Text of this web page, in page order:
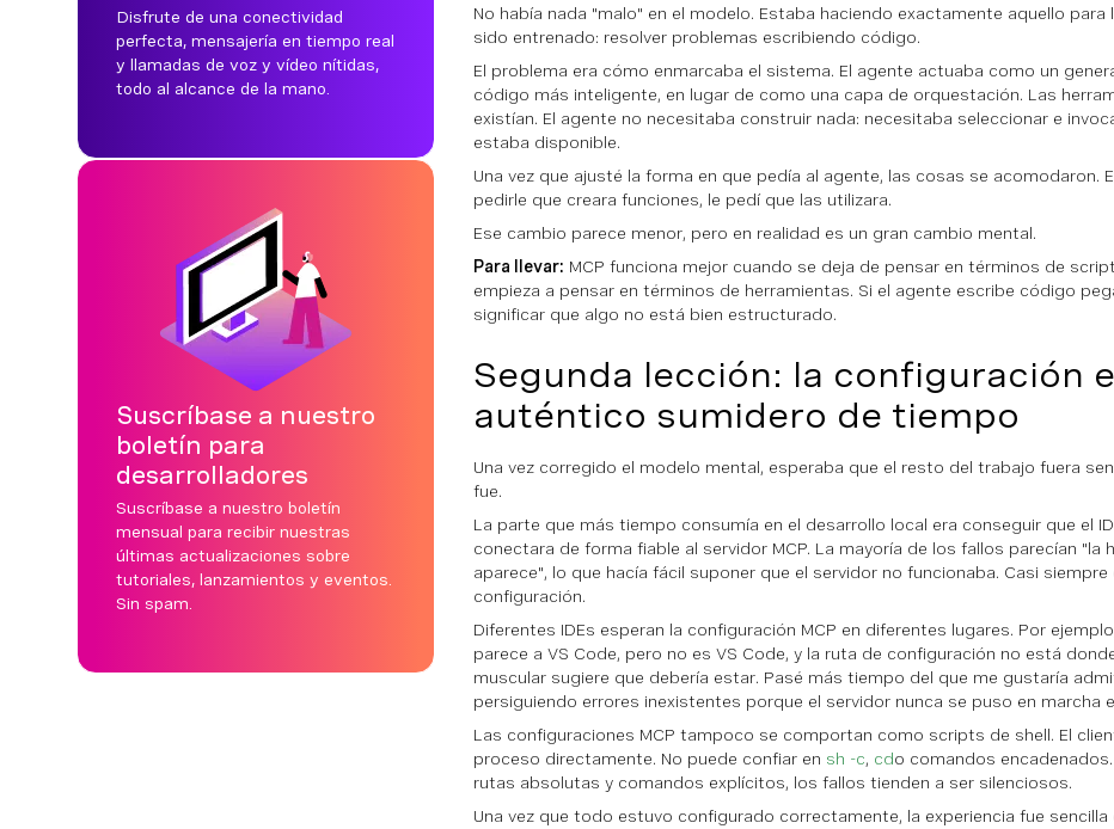
Disfrute de una conectividad
perfecta, mensajería en tiempo real
y llamadas de voz y vídeo nítidas,
todo al alcance de la mano.
Suscríbase a nuestro
boletín para
desarrolladores
Suscríbase a nuestro boletín
mensual para recibir nuestras
últimas actualizaciones sobre
tutoriales, lanzamientos y eventos.
Sin spam.
No había nada "malo" en el modelo. Estaba haciendo exactamente aquello para
sido entrenado: resolver problemas escribiendo código.
El problema era cómo enmarcaba el sistema. El agente actuaba como un
código más inteligente, en lugar de como una capa de orquestación. Las
existían. El agente no necesitaba construir nada: necesitaba seleccionar e
estaba disponible.
Una vez que ajusté la forma en que pedía al agente, las cosas se acomodaron.
pedirle que creara funciones, le pedí que las utilizara.
Ese cambio parece menor, pero en realidad es un gran cambio mental.
Para llevar: MCP funciona mejor cuando se deja de pensar en términos de
empieza a pensar en términos de herramientas. Si el agente escribe código
significar que algo no está bien estructurado.
Segunda lección: la configuración
auténtico sumidero de tiempo
Una vez corregido el modelo mental, esperaba que el resto del trabajo fuera
fue.
La parte que más tiempo consumía en el desarrollo local era conseguir que el
conectara de forma fiable al servidor MCP. La mayoría de los fallos parecían "la
aparece", lo que hacía fácil suponer que el servidor no funcionaba. Casi siempre
configuración.
Diferentes IDEs esperan la configuración MCP en diferentes lugares. Por
parece a VS Code, pero no es VS Code, y la ruta de configuración no está
muscular sugiere que debería estar. Pasé más tiempo del que me gustaría
persiguiendo errores inexistentes porque el servidor nunca se puso en marcha
Las configuraciones MCP tampoco se comportan como scripts de shell. El
proceso directamente. No puede confiar en sh -c, cdo comandos
rutas absolutas y comandos explícitos, los fallos tienden a ser silenciosos.
Una vez que todo estuvo configurado correctamente, la experiencia fue sencilla